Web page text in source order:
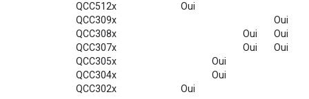
QCC512x
QCC309x
QCC308x
QCC307x
QCC305x
QCC304x
QCC302x
Oui
Oui
Oui
Oui
Oui
Oui
Oui
Oui
Oui